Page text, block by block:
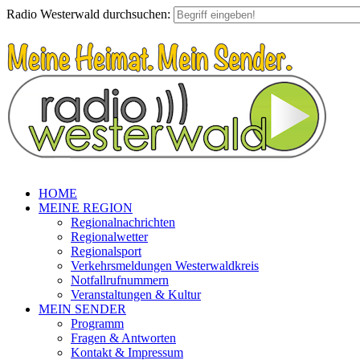
Radio Westerwald durchsuchen:
HOME
MEINE REGION
Regionalnachrichten
Regionalwetter
Regionalsport
Verkehrsmeldungen Westerwaldkreis
Notfallrufnummern
Veranstaltungen & Kultur
MEIN SENDER
Programm
Fragen & Antworten
Kontakt & Impressum